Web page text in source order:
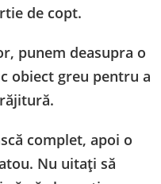
de copt.
punem deasupra o
obiect greu pentru a
complet, apoi o
Nu uitați să